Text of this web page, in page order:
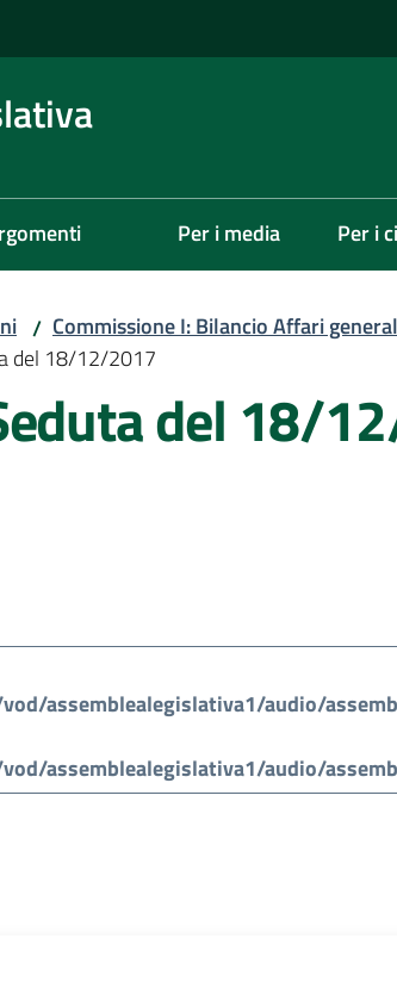
Per i media Per i
/ Commissione I: Bilancio Affari
del 18/12/2017
del 18/